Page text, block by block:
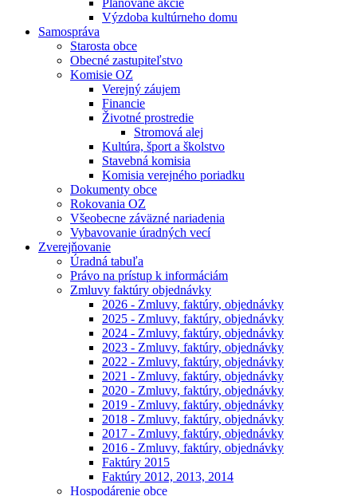
Plánované akcie
Výzdoba kultúrneho domu
Samospráva
Starosta obce
Obecné zastupiteľstvo
Komisie OZ
Verejný záujem
Financie
Životné prostredie
Stromová alej
Kultúra, šport a školstvo
Stavebná komisia
Komisia verejného poriadku
Dokumenty obce
Rokovania OZ
Všeobecne záväzné nariadenia
Vybavovanie úradných vecí
Zverejňovanie
Úradná tabuľa
Právo na prístup k informáciám
Zmluvy faktúry objednávky
2026 - Zmluvy, faktúry, objednávky
2025 - Zmluvy, faktúry, objednávky
2024 - Zmluvy, faktúry, objednávky
2023 - Zmluvy, faktúry, objednávky
2022 - Zmluvy, faktúry, objednávky
2021 - Zmluvy, faktúry, objednávky
2020 - Zmluvy, faktúry, objednávky
2019 - Zmluvy, faktúry, objednávky
2018 - Zmluvy, faktúry, objednávky
2017 - Zmluvy, faktúry, objednávky
2016 - Zmluvy, faktúry, objednávky
Faktúry 2015
Faktúry 2012, 2013, 2014
Hospodárenie obce